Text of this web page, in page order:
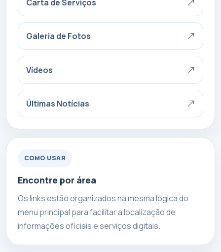
Carta de Serviços
Galeria de Fotos
Vídeos
Últimas Notícias
COMO USAR
Encontre por área
Os links estão organizados na mesma lógica do
menu principal para facilitar a localização de
informações oficiais e serviços digitais.